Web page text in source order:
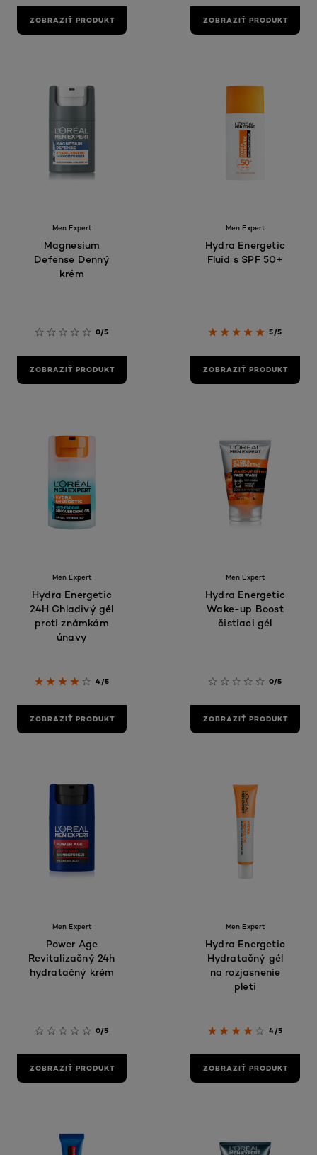
ZOBRAZIŤ PRODUKT ZOBRAZIŤ PRODUKT
Men Expert
Magnesium
Defense Denný
krém
0/5
ZOBRAZIŤ PRODUKT
Men Expert
Hydra Energetic
Fluid s SPF 50+
5/5
ZOBRAZIŤ PRODUKT
Men Expert
Hydra Energetic
24H Chladivý gél
proti známkám
únavy
4/5
ZOBRAZIŤ PRODUKT
Men Expert
Hydra Energetic
Wake-up Boost
čistiaci gél
0/5
ZOBRAZIŤ PRODUKT
Men Expert
Power Age
Revitalizačný 24h
hydratačný krém
0/5
ZOBRAZIŤ PRODUKT
Men Expert
Hydra Energetic
Hydratačný gél
na rozjasnenie
pleti
4/5
ZOBRAZIŤ PRODUKT